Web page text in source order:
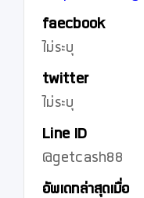
faecbook
ไม่ระบุ
twitter
ไม่ระบุ
Line ID
@getcash88
อัพเดทล่าสุดเมื่อ